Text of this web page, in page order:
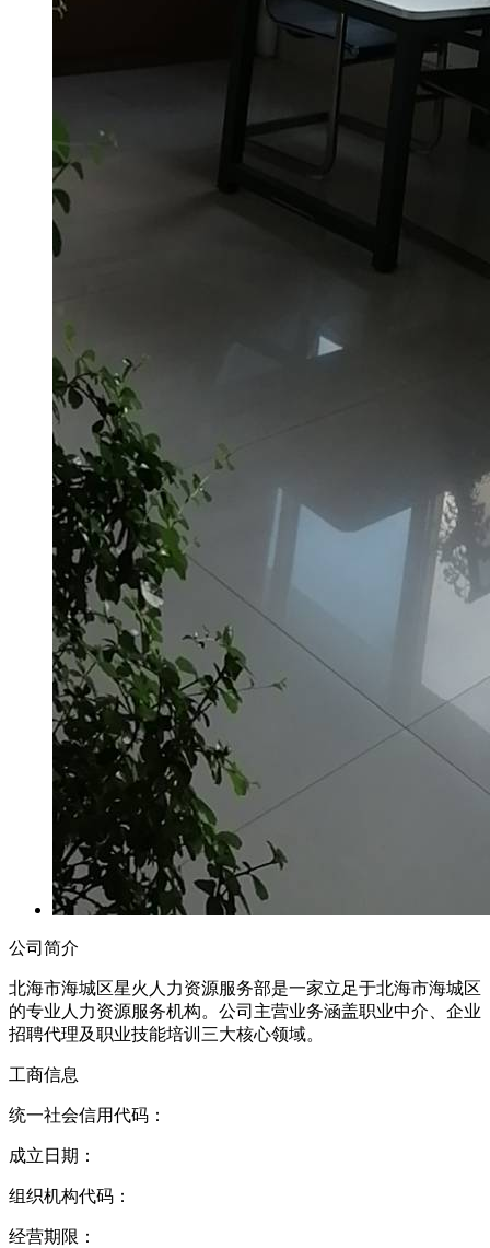
公司简介
北海市海城区星火人力资源服务部是一家立足于北海市海城区
的专业人力资源服务机构。公司主营业务涵盖职业中介、企业
招聘代理及职业技能培训三大核心领域。
工商信息
统一社会信用代码：
成立日期：
组织机构代码：
经营期限：